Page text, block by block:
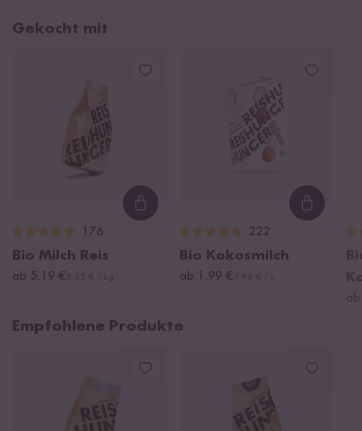
Gekocht mit
Loading...
176
Bio Milch Reis
ab 5,19 €
222
Bio Kokosmilch
ab 1,99 €
Empfohlene Produkte